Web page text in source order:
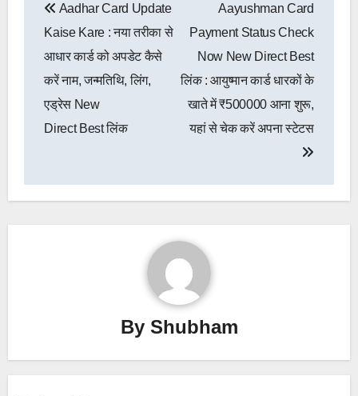
navigation
Aadhar Card Update
Kaise Kare : नया तरीका से
आधार कार्ड को अपडेट कैसे
करें नाम, जन्मतिथि, ‌लिंग,
एड्रेस New
Direct Best लिंक
Aayushman Card
Payment Status Check
Now New Direct Best
लिंक : आयुष्मान कार्ड धारकों के
खाते में ₹500000 आना शुरू,
यहां से चेक करें अपना स्टेटस
By Shubham